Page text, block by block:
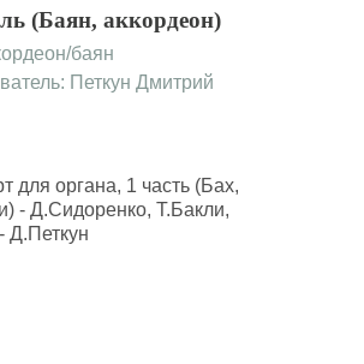
(Баян, аккордеон)
баян
Петкун Дмитрий